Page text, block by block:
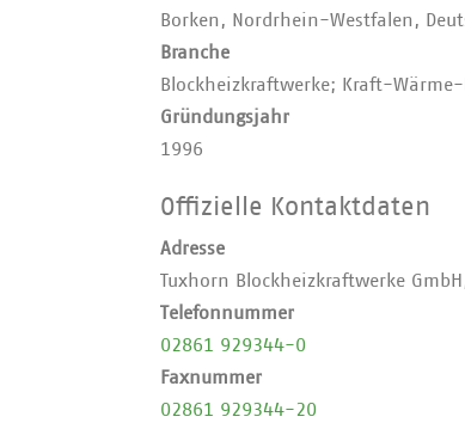
Borken, Nordrhein-Westfalen,
Branche
Blockheizkraftwerke; Kraft-
Gründungsjahr
1996
Offizielle Kontaktdaten
Adresse
Tuxhorn Blockheizkraftwerke
Telefonnummer
02861 929344-0
Faxnummer
02861 929344-20